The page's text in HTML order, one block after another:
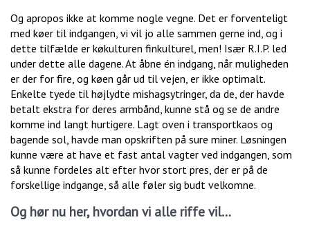
Og apropos ikke at komme nogle vegne. Det er forventeligt
med køer til indgangen, vi vil jo alle sammen gerne ind, og i
dette tilfælde er køkulturen finkulturel, men! Især R.I.P. led
under dette alle dagene. At åbne én indgang, når muligheden
er der for fire, og køen går ud til vejen, er ikke optimalt.
Enkelte tyede til højlydte mishagsytringer, da de, der havde
betalt ekstra for deres armbånd, kunne stå og se de andre
komme ind langt hurtigere. Lagt oven i transportkaos og
bagende sol, havde man opskriften på sure miner. Løsningen
kunne være at have et fast antal vagter ved indgangen, som
så kunne fordeles alt efter hvor stort pres, der er på de
forskellige indgange, så alle føler sig budt velkomne.
Og hør nu her, hvordan vi alle riffe vil…